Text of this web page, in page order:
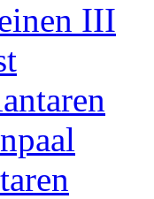
III